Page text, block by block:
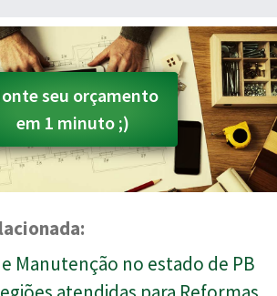
seu orçamento
em 1 minuto ;)
Manutenção no estado de PB